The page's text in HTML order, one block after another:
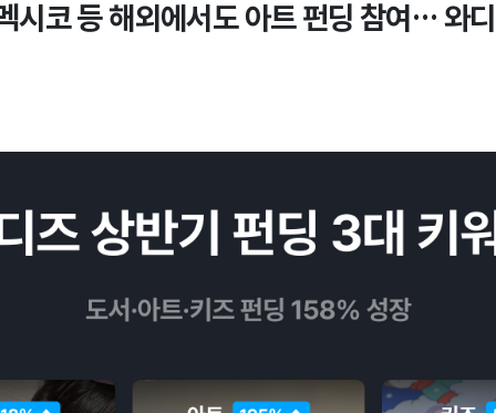
시코 등 해외에서도 아트 펀딩 참여… 와